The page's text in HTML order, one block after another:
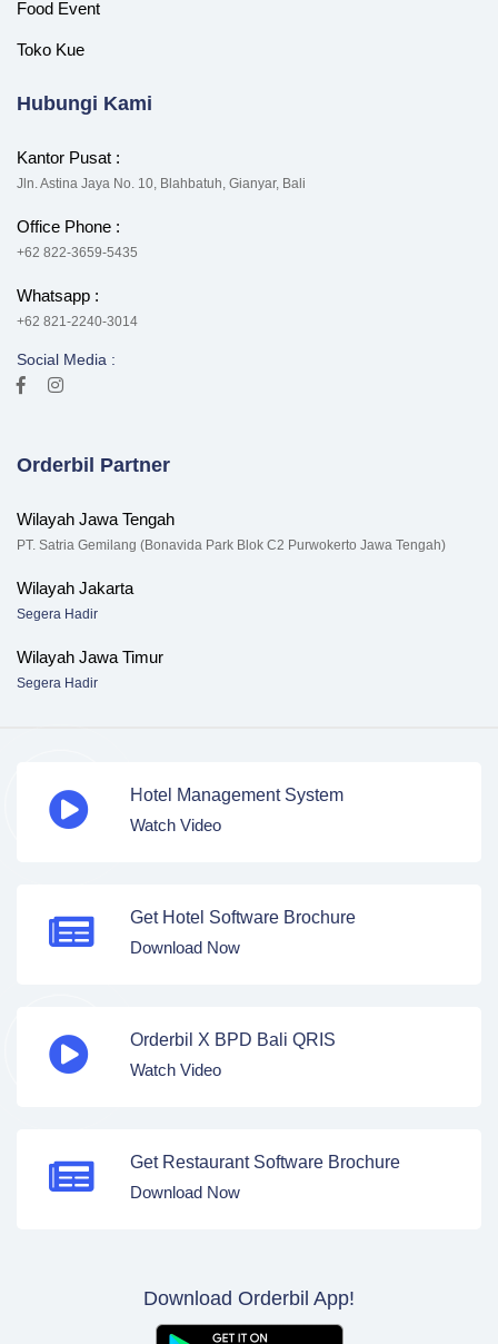
Food Event
Toko Kue
Hubungi Kami
Kantor Pusat :
Jln. Astina Jaya No. 10, Blahbatuh, Gianyar, Bali
Office Phone :
+62 822-3659-5435
Whatsapp :
+62 821-2240-3014
Social Media :
Orderbil Partner
Wilayah Jawa Tengah
PT. Satria Gemilang (Bonavida Park Blok C2 Purwokerto Jawa Tengah)
Wilayah Jakarta
Segera Hadir
Wilayah Jawa Timur
Segera Hadir
Hotel Management System
Watch Video
Get Hotel Software Brochure
Download Now
Orderbil X BPD Bali QRIS
Watch Video
Get Restaurant Software Brochure
Download Now
Download Orderbil App!